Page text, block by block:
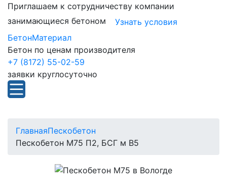
Приглашаем к сотрудничеству компании
занимающиеся бетоном
Узнать условия
БетонМатериал
Бетон по ценам производителя
+7 (8172) 55-02-59
заявки круглосуточно
ГлавнаяПескобетон
Пескобетон М75 П2, БСГ м В5